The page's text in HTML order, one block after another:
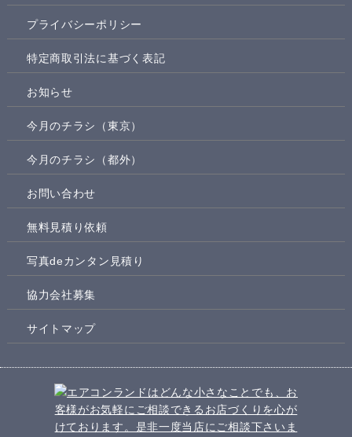
プライバシーポリシー
特定商取引法に基づく表記
お知らせ
今月のチラシ（東京）
今月のチラシ（都外）
お問い合わせ
無料見積り依頼
写真deカンタン見積り
協力会社募集
サイトマップ